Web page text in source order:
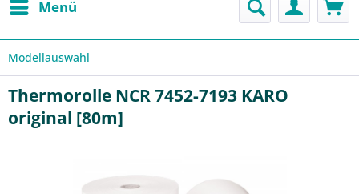
Menü
Modellauswahl
Thermorolle NCR 7452-7193 KARO
original [80m]